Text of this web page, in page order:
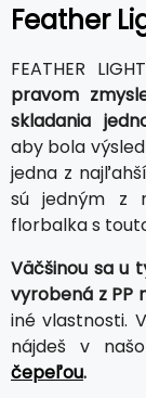
Feather
FEATHER LIGHT
pravom
skladania
aby bola
jedna z
sú jedným z
florbalka s
Väčšinou sa u
vyrobená z PP
iné vlastnosti.
nájdeš v
čepeľou.